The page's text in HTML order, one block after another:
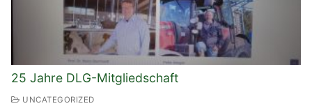
25 Jahre DLG-Mitgliedschaft
UNCATEGORIZED